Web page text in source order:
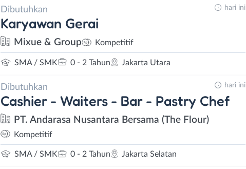
Dibutuhkan
Karyawan Gerai
Mixue & Group Kompetitif
SMA / SMK 0 - 2 Tahun Jakarta Utara
hari ini
Dibutuhkan
Cashier - Waiters - Bar - Pastry Chef
PT. Andarasa Nusantara Bersama (The Flour)
Kompetitif
SMA / SMK 0 - 2 Tahun Jakarta Selatan
hari ini